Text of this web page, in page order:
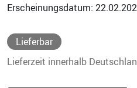
Erscheinungsdatum:
Lieferbar
Lieferzeit innerhalb